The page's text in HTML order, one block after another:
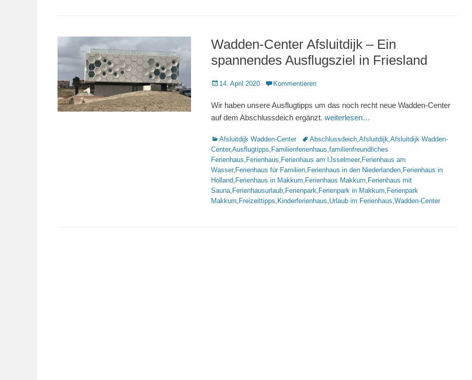
Wadden-Center Afsluitdijk – Ein
spannendes Ausflugsziel in Friesland
Veröffentlicht
14. April 2020 Kommentieren
Wir haben unsere Ausflugtipps um das noch recht neue Wadden-Center
auf dem Abschlussdeich ergänzt. weiterlesen…
Kategorien
Afsluitdijk Wadden-Center Schlagworte
Abschlussdeich,Afsluitdijk,Afsluitdijk Wadden-
Center,Ausflugtipps, Familienferienhaus,familienfreundliches
Ferienhaus, Ferienhaus, Ferienhaus am IJsselmeer, Ferienhaus am
Wasser, Ferienhaus für Familien, Ferienhaus in den Niederlanden, Ferienhaus in
Holland, Ferienhaus in Makkum, Ferienhaus Makkum, Ferienhaus mit
Sauna, Ferienhausurlaub, Ferienpark, Ferienpark in Makkum, Ferienpark
Makkum, Freizeittipps, Kinderferienhaus,Urlaub im Ferienhaus,Wadden-Center